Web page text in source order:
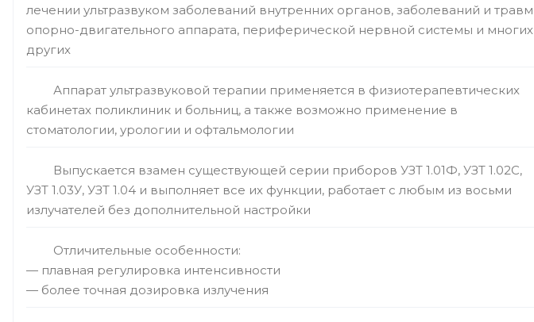
лечении ультразвуком заболеваний внутренних органов, заболеваний и травм
опорно-двигательного аппарата, периферической нервной системы и многих
других
Аппарат ультразвуковой терапии применяется в физиотерапевтических
кабинетах поликлиник и больниц, а также возможно применение в
стоматологии, урологии и офтальмологии
Выпускается взамен существующей серии приборов УЗТ 1.01Ф, УЗТ 1.02С,
УЗТ 1.03У, УЗТ 1.04 и выполняет все их функции, работает с любым из восьми
излучателей без дополнительной настройки
Отличительные особенности:
— плавная регулировка интенсивности
— более точная дозировка излучения